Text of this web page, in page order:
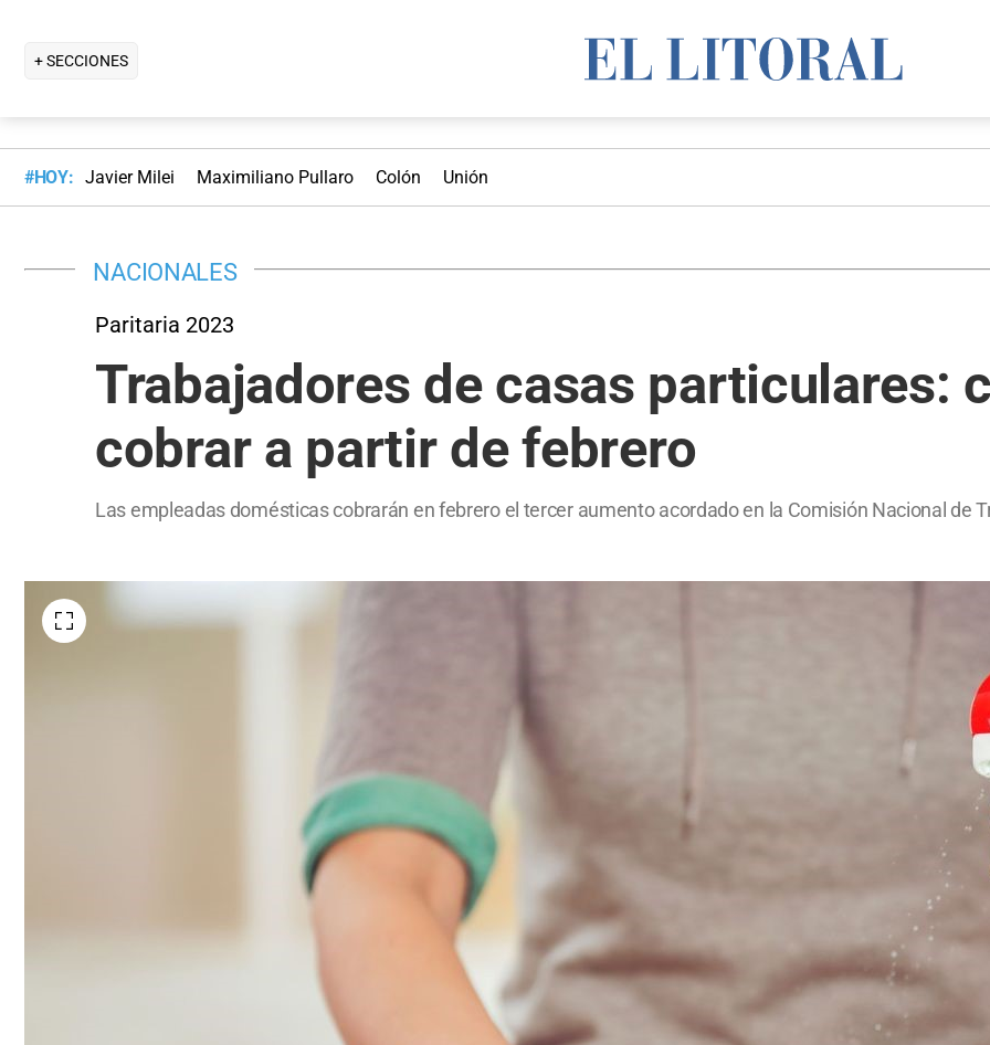
+ SECCIONES
#HOY: Javier Milei Maximiliano Pullaro Colón Unión
NACIONALES
Paritaria 2023
Trabajadores de casas particulares:
cobrar a partir de febrero
Las empleadas domésticas cobrarán en febrero el tercer aumento acordado en la Comisión Nacional de